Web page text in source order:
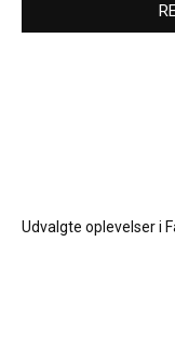
Udvalgte oplevelser i